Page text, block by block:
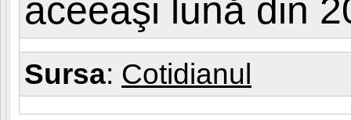
aceeaşi lună din
Sursa: Cotidianul